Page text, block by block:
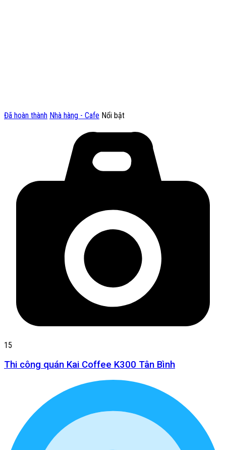
Đã hoàn thành Nhà hàng - Cafe Nổi bật
15
Thi công quán Kai Coffee K300 Tân Bình